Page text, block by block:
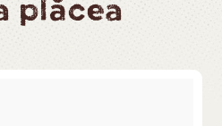
plăcea